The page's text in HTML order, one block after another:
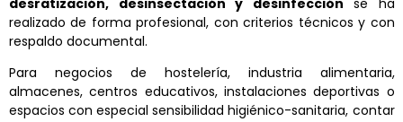
realizado de forma profesional, con criterios técnicos y con
respaldo documental.
Para negocios de hostelería, industria alimentaria,
almacenes, centros educativos, instalaciones deportivas o
espacios con especial sensibilidad higiénico-sanitaria, contar